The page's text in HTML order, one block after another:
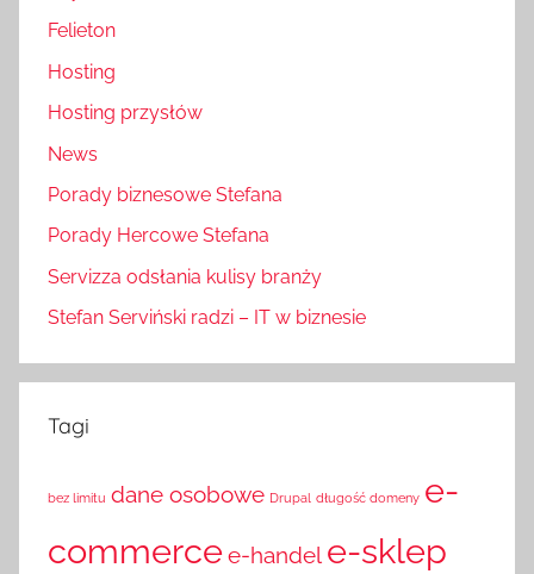
Felieton
Hosting
Hosting przysłów
News
Porady biznesowe Stefana
Porady Hercowe Stefana
Servizza odsłania kulisy branży
Stefan Serviński radzi – IT w biznesie
Tagi
bez limitu dane osobowe Drupal długość domeny e-
commercee-handel e-sklep